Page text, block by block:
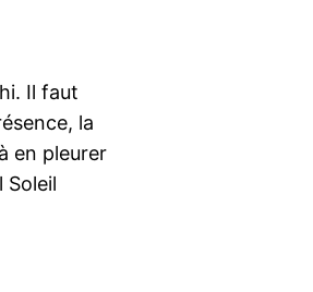
Il faut
la
en pleurer
Soleil